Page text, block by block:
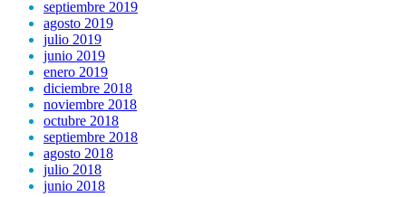
septiembre 2019
agosto 2019
julio 2019
junio 2019
enero 2019
diciembre 2018
noviembre 2018
octubre 2018
septiembre 2018
agosto 2018
julio 2018
junio 2018